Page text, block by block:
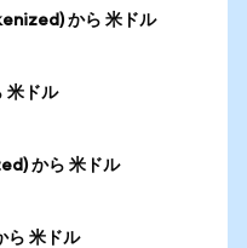
から 米ドル
米ドル
から 米ドル
米ドル